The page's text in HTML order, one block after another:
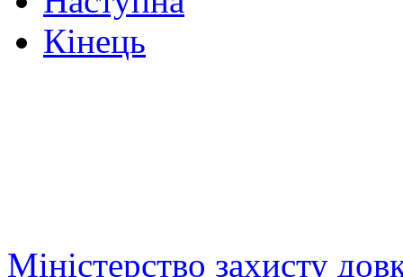
Кінець
Міністерство захисту